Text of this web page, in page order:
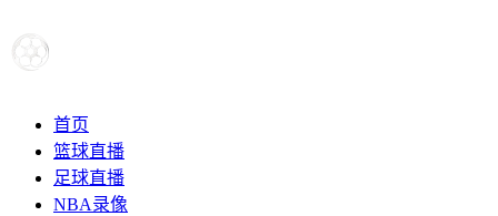
首页
篮球直播
足球直播
NBA录像